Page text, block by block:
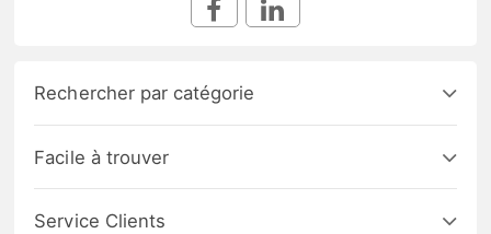
Rechercher par catégorie
Facile à trouver
Service Clients